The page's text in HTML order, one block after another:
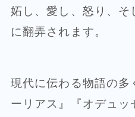
妬し、愛し、怒り、そ
に翻弄されます。
現代に伝わる物語の多
ーリアス』『オデュッ